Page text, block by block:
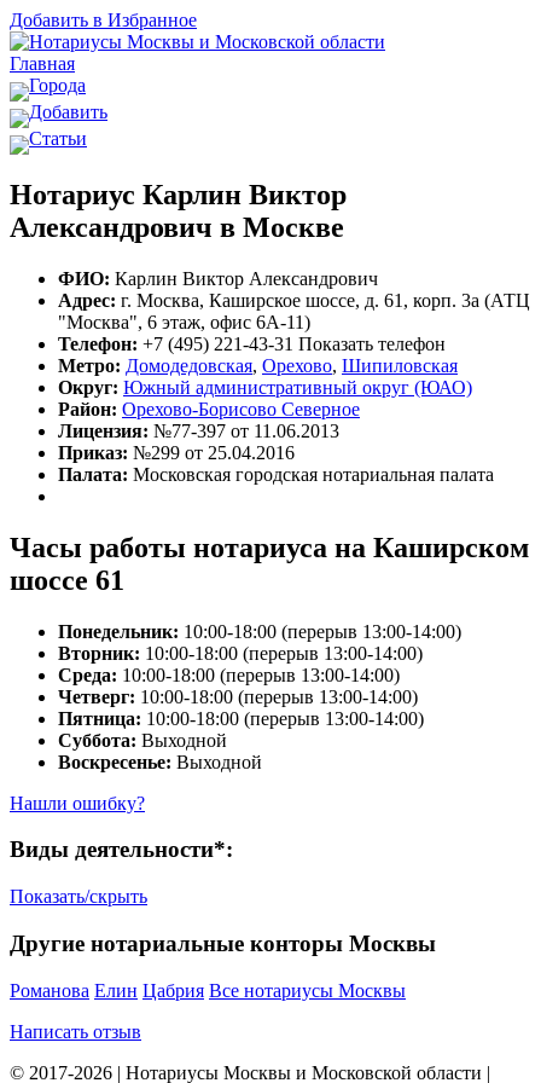
Добавить в Избранное
Главная
Города
Добавить
Статьи
Нотариус Карлин Виктор
Александрович в Москве
ФИО: Карлин Виктор Александрович
Адрес: г. Москва, Каширское шоссе, д. 61, корп. 3а (АТЦ
"Москва", 6 этаж, офис 6А-11)
Телефон: +7 (495) 221-43-31 Показать телефон
Метро: Домодедовская, Орехово, Шипиловская
Округ: Южный административный округ (ЮАО)
Район: Орехово-Борисово Северное
Лицензия: №77-397 от 11.06.2013
Приказ: №299 от 25.04.2016
Палата: Московская городская нотариальная палата
Часы работы нотариуса на Каширском
шоссе 61
Понедельник: 10:00-18:00 (перерыв 13:00-14:00)
Вторник: 10:00-18:00 (перерыв 13:00-14:00)
Среда: 10:00-18:00 (перерыв 13:00-14:00)
Четверг: 10:00-18:00 (перерыв 13:00-14:00)
Пятница: 10:00-18:00 (перерыв 13:00-14:00)
Суббота: Выходной
Воскресенье: Выходной
Нашли ошибку?
Виды деятельности*:
Показать/скрыть
Другие нотариальные конторы Москвы
Романова Елин Цабрия Все нотариусы Москвы
Написать отзыв
© 2017-2026 | Нотариусы Москвы и Московской области |